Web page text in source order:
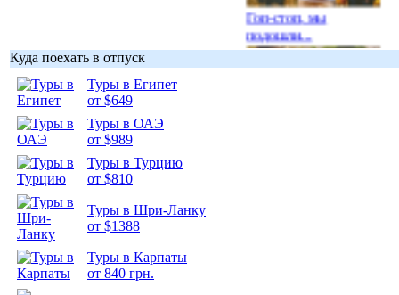
Гоп-стоп, мы
подошли...
Куда поехать в отпуск
Туры в Египет
от $649
Туры в ОАЭ
от $989
Туры в Турцию
от $810
Туры в Шри-Ланку
от $1388
Туры в Карпаты
от 840 грн.